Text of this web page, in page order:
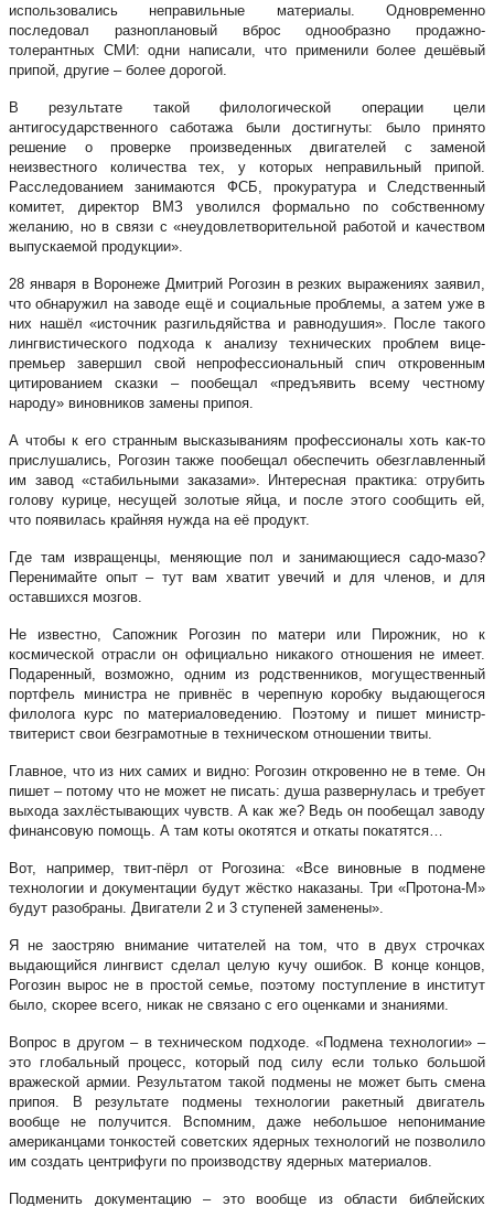
использовались неправильные материалы. Одновременно
последовал разноплановый вброс однообразно продажно-
толерантных СМИ: одни написали, что применили более дешёвый
припой, другие – более дорогой.
В результате такой филологической операции цели
антигосударственного саботажа были достигнуты: было принято
решение о проверке произведенных двигателей с заменой
неизвестного количества тех, у которых неправильный припой.
Расследованием занимаются ФСБ, прокуратура и Следственный
комитет, директор ВМЗ уволился формально по собственному
желанию, но в связи с «неудовлетворительной работой и качеством
выпускаемой продукции».
28 января в Воронеже Дмитрий Рогозин в резких выражениях заявил,
что обнаружил на заводе ещё и социальные проблемы, а затем уже в
них нашёл «источник разгильдяйства и равнодушия». После такого
лингвистического подхода к анализу технических проблем вице-
премьер завершил свой непрофессиональный спич откровенным
цитированием сказки – пообещал «предъявить всему честному
народу» виновников замены припоя.
А чтобы к его странным высказываниям профессионалы хоть как-то
прислушались, Рогозин также пообещал обеспечить обезглавленный
им завод «стабильными заказами». Интересная практика: отрубить
голову курице, несущей золотые яйца, и после этого сообщить ей,
что появилась крайняя нужда на её продукт.
Где там извращенцы, меняющие пол и занимающиеся садо-мазо?
Перенимайте опыт – тут вам хватит увечий и для членов, и для
оставшихся мозгов.
Не известно, Сапожник Рогозин по матери или Пирожник, но к
космической отрасли он официально никакого отношения не имеет.
Подаренный, возможно, одним из родственников, могущественный
портфель министра не привнёс в черепную коробку выдающегося
филолога курс по материаловедению. Поэтому и пишет министр-
твитерист свои безграмотные в техническом отношении твиты.
Главное, что из них самих и видно: Рогозин откровенно не в теме. Он
пишет – потому что не может не писать: душа развернулась и требует
выхода захлёстывающих чувств. А как же? Ведь он пообещал заводу
финансовую помощь. А там коты окотятся и откаты покатятся…
Вот, например, твит-пёрл от Рогозина: «Все виновные в подмене
технологии и документации будут жёстко наказаны. Три «Протона-М»
будут разобраны. Двигатели 2 и 3 ступеней заменены».
Я не заостряю внимание читателей на том, что в двух строчках
выдающийся лингвист сделал целую кучу ошибок. В конце концов,
Рогозин вырос не в простой семье, поэтому поступление в институт
было, скорее всего, никак не связано с его оценками и знаниями.
Вопрос в другом – в техническом подходе. «Подмена технологии» –
это глобальный процесс, который под силу если только большой
вражеской армии. Результатом такой подмены не может быть смена
припоя. В результате подмены технологии ракетный двигатель
вообще не получится. Вспомним, даже небольшое непонимание
американцами тонкостей советских ядерных технологий не позволило
им создать центрифуги по производству ядерных материалов.
Подменить документацию – это вообще из области библейских